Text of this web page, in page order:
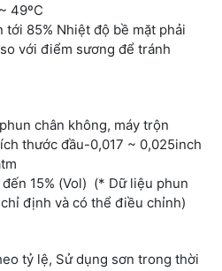
49ºC
85% Nhiệt độ bề mặt phải
với điểm sương để tránh
chân không, máy trộn
thước đầu-0,017 ~ 0,025inch
15% (Vol) (* Dữ liệu phun
định và có thể điều chỉnh)
tỷ lệ, Sử dụng sơn trong thời